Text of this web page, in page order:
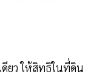
ยว ให้สิทธิในที่ดิน